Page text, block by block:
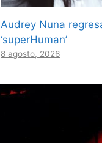
Audrey Nuna
‘superHuman’
8 agosto, 2026